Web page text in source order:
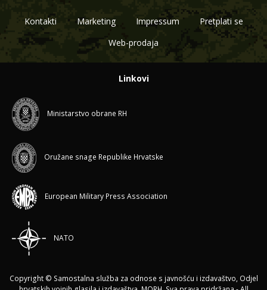
Kontakti Marketing Impressum
Pretplati se
Web-prodaja
Linkovi
Ministarstvo obrane RH
Oružane snage Republike Hrvatske
European Military Press Association
NATO
Copyright © Samostalna služba za odnose s javnošću i izdavaštvo, Odjel